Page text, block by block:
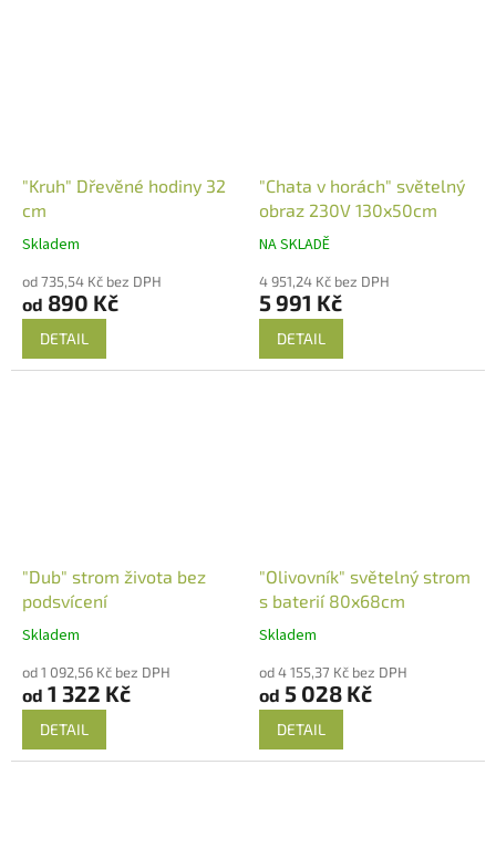
"Kruh" Dřevěné hodiny 32
cm
Skladem
od 735,54 Kč bez DPH
od 890 Kč
DETAIL
"Chata v horách" světelný
obraz 230V 130x50cm
NA SKLADĚ
4 951,24 Kč bez DPH
5 991 Kč
DETAIL
"Dub" strom života bez
podsvícení
Skladem
od 1 092,56 Kč bez DPH
od 1 322 Kč
DETAIL
"Olivovník" světelný strom
s baterií 80x68cm
Skladem
od 4 155,37 Kč bez DPH
od 5 028 Kč
DETAIL